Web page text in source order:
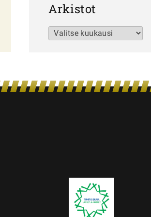
Arkistot
Arkistot